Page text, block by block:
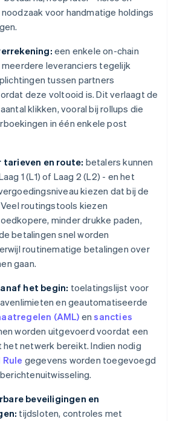
voor handmatige holdings
een enkele on-chain
leveranciers tegelijk
tussen partners
deze voltooid is. Dit verlaagt de
klikken, vooral bij rollups die
in één enkele post
tarieven en route: betalers kunnen
1 (L1) of Laag 2 (L2) - en het
kiezen dat bij de
routingstools kiezen
minder drukke paden,
betalingen snel worden
routinematige betalingen over
gaan.
het begin: toelatingslijst voor
en geautomatiseerde
(AML) ensancties
worden uitgevoerd voordat een
netwerk bereikt. Indien nodig
gegevens worden toegevoegd
beveiligingen en
tijdsloten, controles met